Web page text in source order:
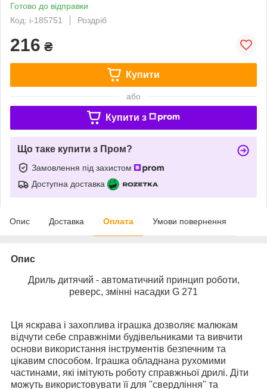
Готово до відправки
Код: i-185751
Роздріб
216 ₴
Купити
або
Купити з
Що таке купити з Пром?
Замовлення під захистом
Доступна доставка
Опис Доставка Оплата Умови повернення
Опис
Дриль дитячий - автоматичний принцип роботи,
реверс, змінні насадки G 271
Ця яскрава і захоплива іграшка дозволяє малюкам
відчути себе справжніми будівельниками та вивчити
основи використання інструментів безпечним та
цікавим способом. Іграшка обладнана рухомими
частинами, які імітують роботу справжньої дрилі. Діти
можуть використовувати її для "свердління" та